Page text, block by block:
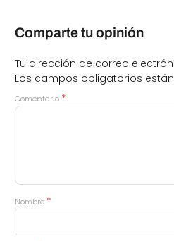
Comparte tu opinión
Tu dirección de correo
Los campos obligatorios
Comentario *
Nombre *